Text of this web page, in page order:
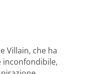
Villain, che ha
inconfondibile,